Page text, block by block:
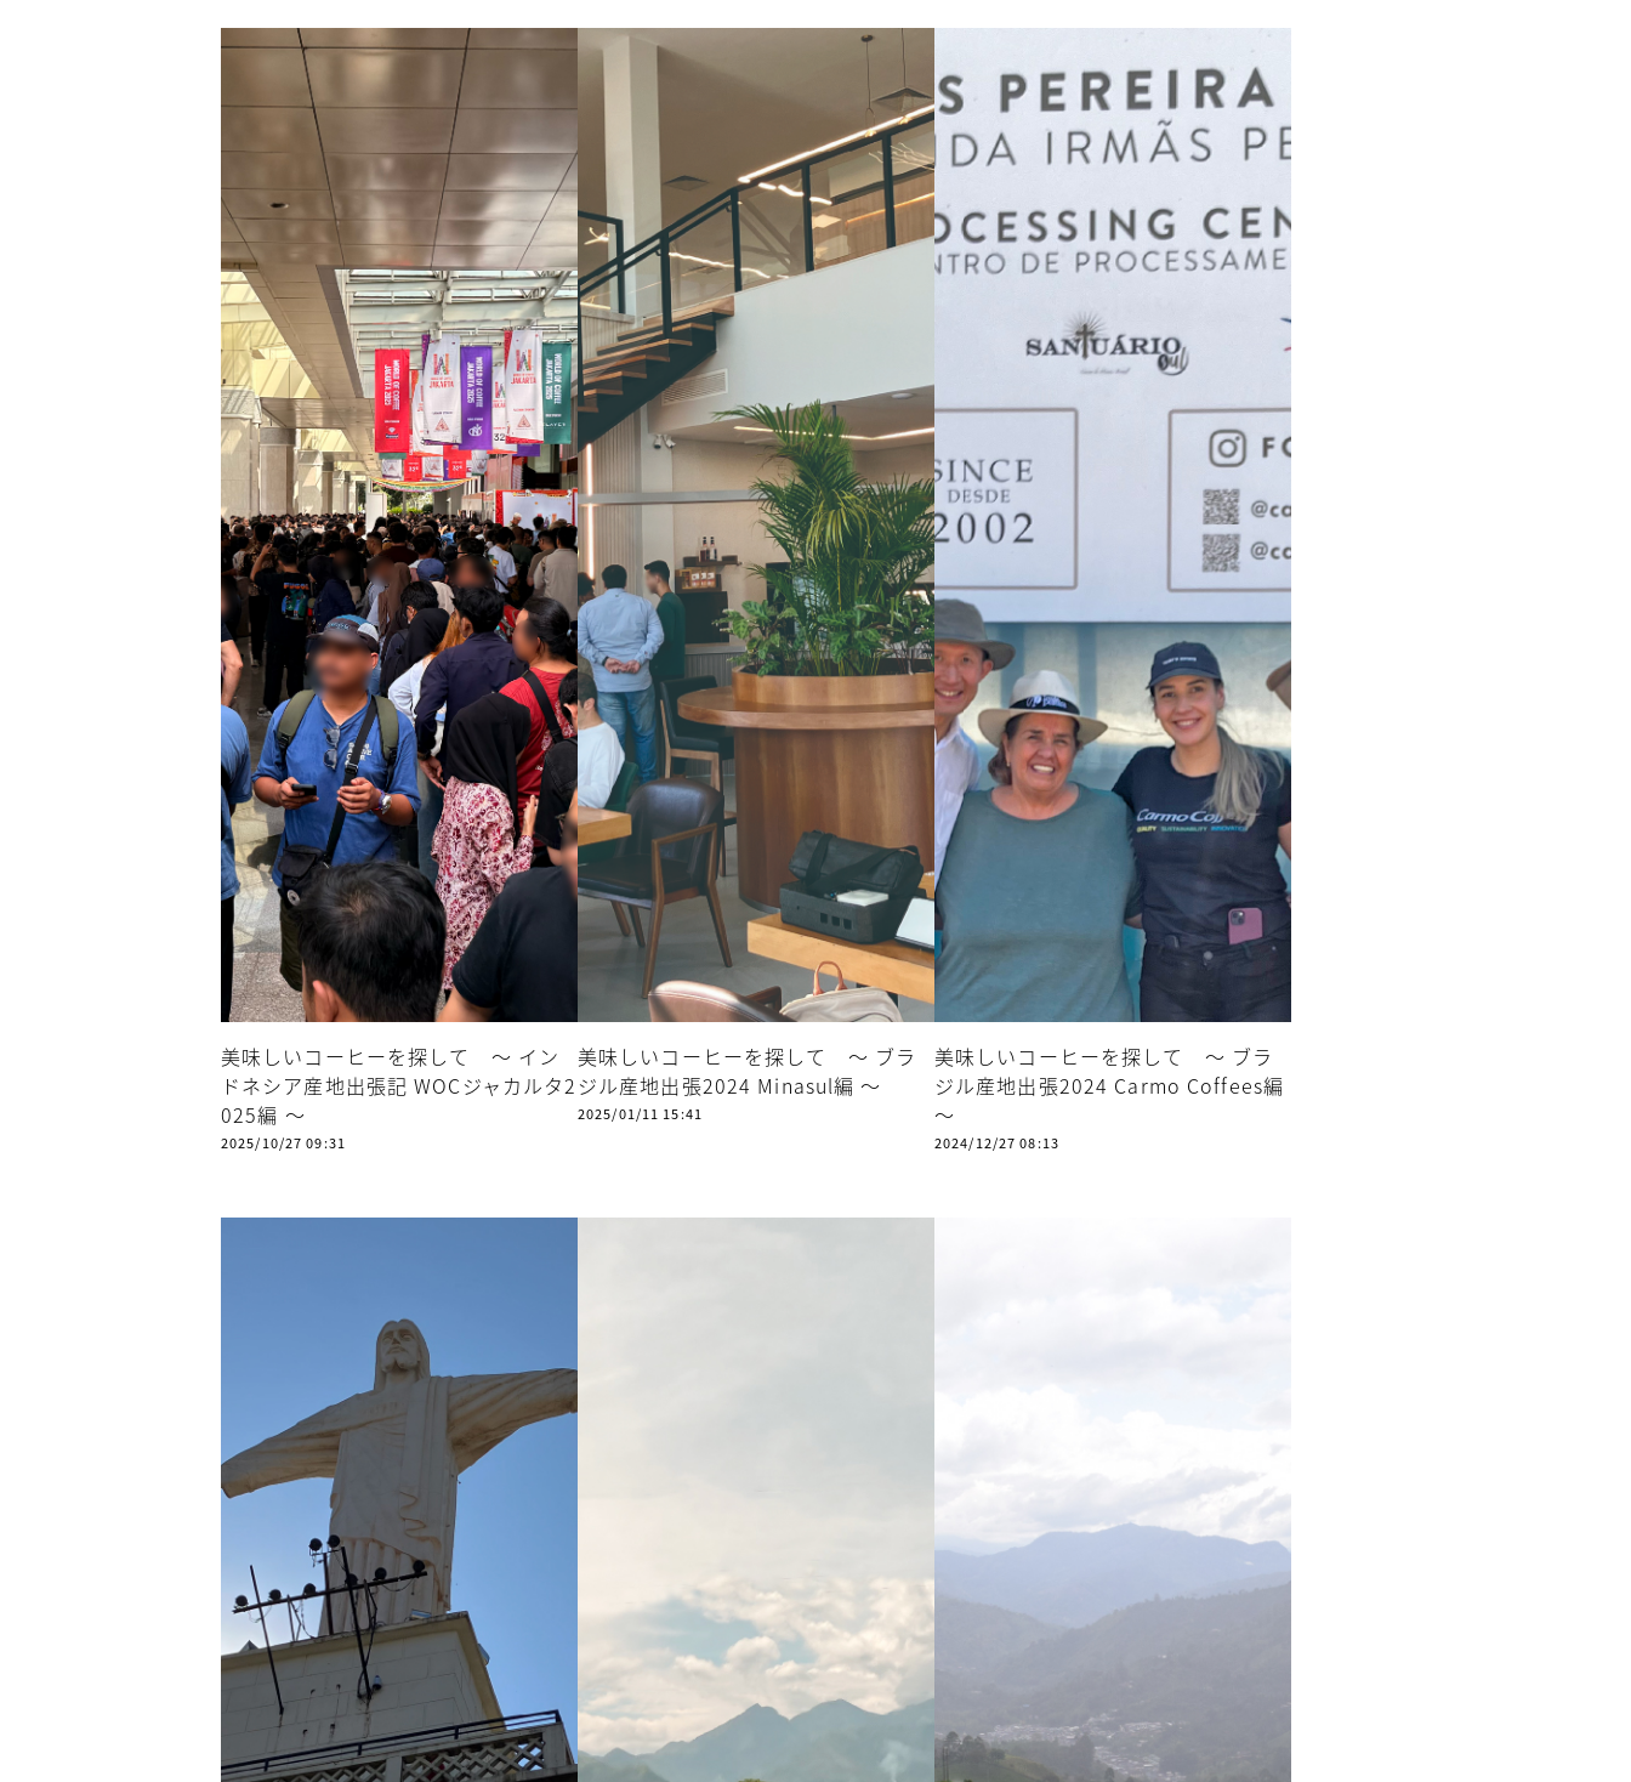
美味しいコーヒーを探して ～ イン
ドネシア産地出張記 WOCジャカルタ2
025編 ～
2025/10/27 09:31
美味しいコーヒーを探して ～ ブラ
ジル産地出張2024 Minasul編 ～
2025/01/11 15:41
美味しいコーヒーを探して ～ ブラ
ジル産地出張2024 Carmo Coffees編
～
2024/12/27 08:13